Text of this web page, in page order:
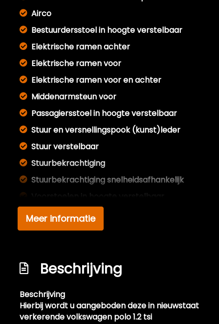
Airco
Bestuurdersstoel in hoogte verstelbaar
Elektrische ramen achter
Elektrische ramen voor
Elektrische ramen voor en achter
Middenarmsteun voor
Passagiersstoel in hoogte verstelbaar
Stuur en versnellingspook (kunst)leder
Stuur verstelbaar
Stuurbekrachtiging
Stuurbekrachtiging snelheidsafhankelijk
Voorstoelen in hoogte verstelbaar
Voorstoelen verwarmd
Exterieur
verwarmbaar
Centrale vergrendeling met
afstandsbediening
Meer informatie
Beschrijving
Beschrijving
Hierbij wordt u aangeboden deze in nieuwstaat
verkerende volkswagen polo 1.2 tsi